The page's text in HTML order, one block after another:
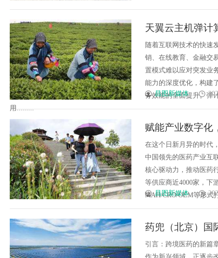
天翼云主机弹计
随着互联网技术的快速
销、在线教育、金融交
置模式难以应对突发业
能力的深度优化，构建
务效能的全面提升。弹
用.........
昌图新媒体
赋能产业数字化
在这个日新月异的时代
中国领先的医药产业互
核心驱动力，推动医药
等供应商近4000家，下
MAH/CRO/OEM等形式
昌图新媒体
药兜（北京）国
引言：跨境医药的新篇